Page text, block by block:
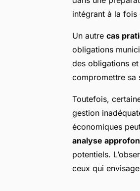
intégrant à la
Un autre cas
obligations
des obligations
compromettre sa
Toutefois,
gestion
économiques
analyse
potentiels.
ceux qui